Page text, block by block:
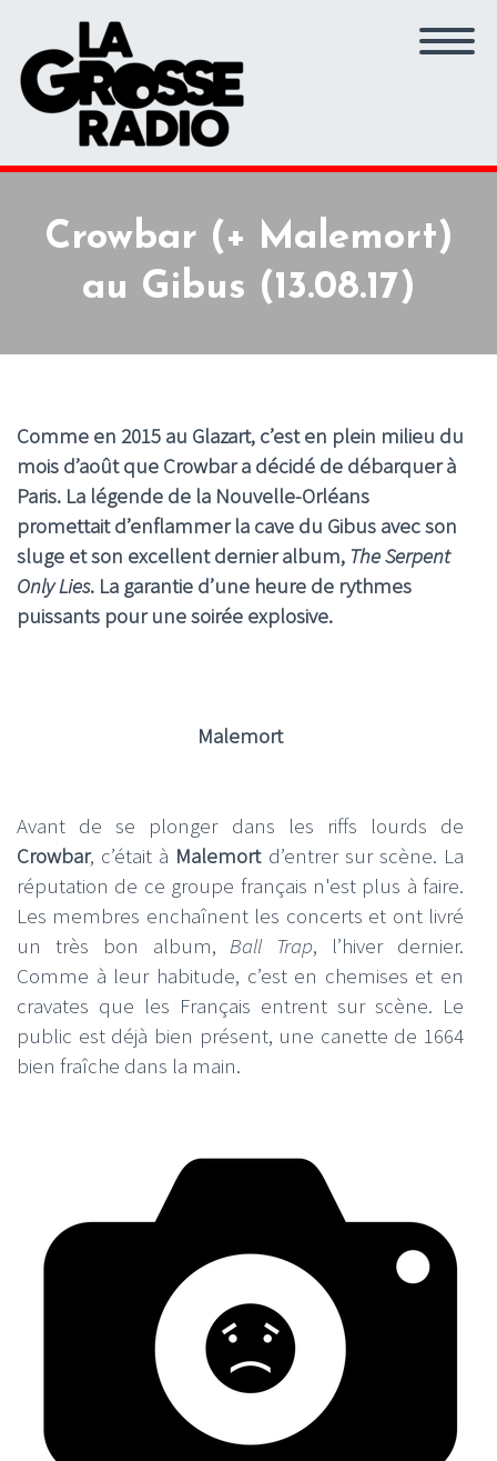
Crowbar (+ Malemort)
au Gibus (13.08.17)
Comme en 2015 au Glazart, c’est en plein milieu du
mois d’août que Crowbar a décidé de débarquer à
Paris. La légende de la Nouvelle-Orléans
promettait d’enflammer la cave du Gibus avec son
sluge et son excellent dernier album, The Serpent
Only Lies. La garantie d’une heure de rythmes
puissants pour une soirée explosive.
Malemort
Avant de se plonger dans les riffs lourds de
Crowbar, c’était à Malemortd’entrer sur scène. La
réputation de ce groupe français n'est plus à faire.
Les membres enchaînent les concerts et ont livré
un très bon album,Ball Trap, l’hiver dernier.
Comme à leur habitude, c’est en chemises et en
cravates que les Français entrent sur scène. Le
public est déjà bien présent, une canette de 1664
bien fraîche dans la main.